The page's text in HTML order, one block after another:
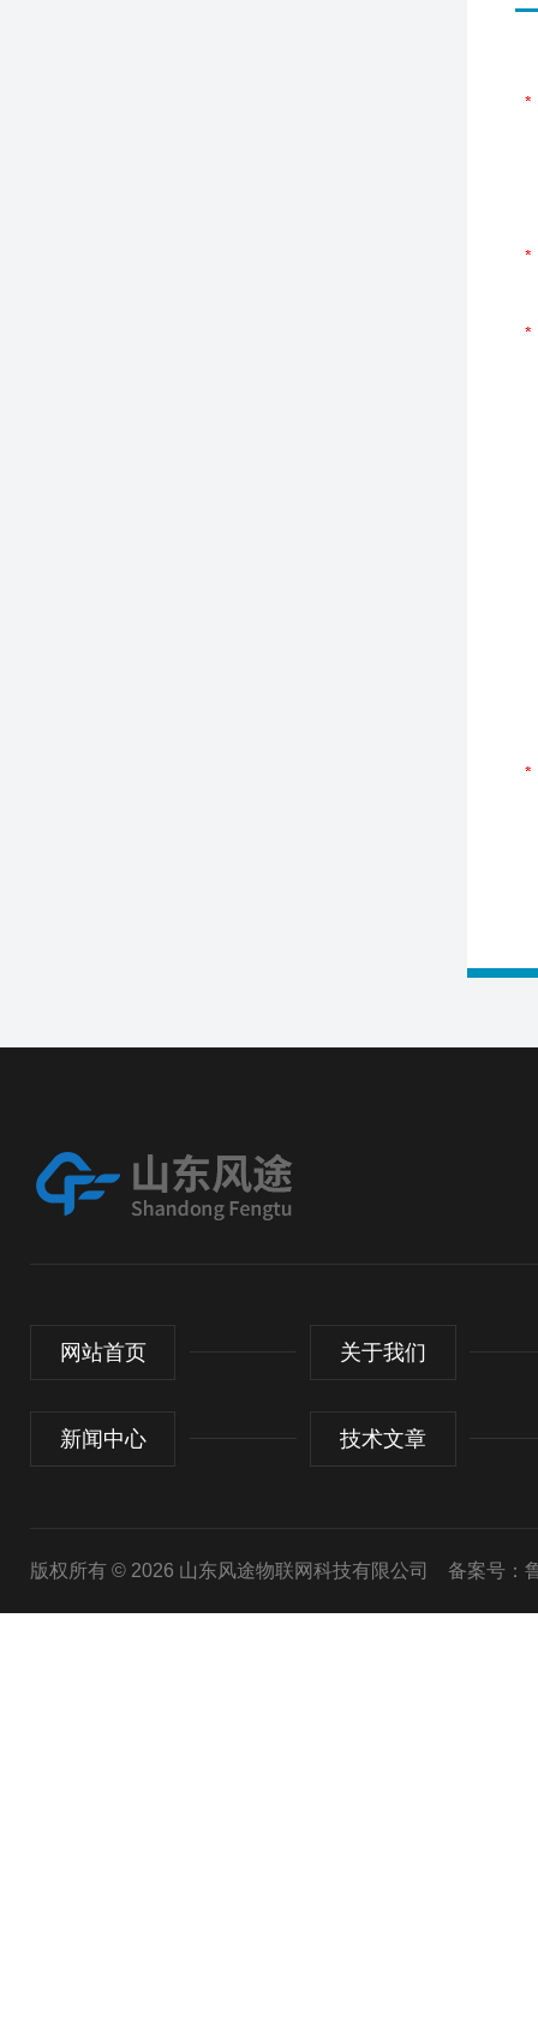
网站首页 关于我们
新闻中心 技术文章
版权所有 © 2026 山东风途物联网科技有限公司 备案号：